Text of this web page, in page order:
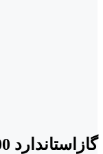
گازاستاندارد FM200 چینی